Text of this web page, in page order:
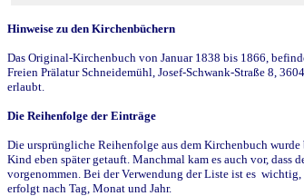
Hinweise zu den Kirchenbüchern
Das Original-Kirchenbuch von Januar 1838 bis 1866,
Freien Prälatur Schneidemühl, Josef-Schwank-Straße 8,
erlaubt.
Die Reihenfolge der Einträge
Die ursprüngliche Reihenfolge aus dem Kirchenbuch
Kind eben später getauft. Manchmal kam es auch vor,
vorgenommen. Bei der Verwendung der Liste ist es
erfolgt nach Tag, Monat und Jahr.